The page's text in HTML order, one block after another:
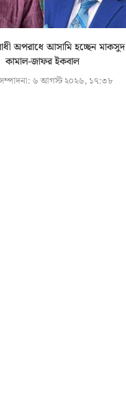
অপরাধে আসামি হচ্ছেন মাকসুদ
কামাল-জাফর ইকবাল
৬ আগস্ট ২০২৬, ১৭:৩৮